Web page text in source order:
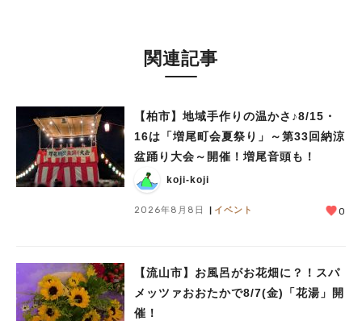
関連記事
【柏市】地域手作りの温かさ♪8/15・
16は「増尾町会夏祭り」～第33回納涼
盆踊り大会～開催！増尾音頭も！
koji-koji
2026年8月8日 イベント 0
【流山市】お風呂がお花畑に？！スパ
メッツァおおたかで8/7(金)「花湯」開
催！